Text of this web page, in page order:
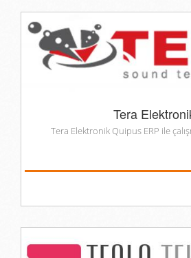
Tera
Tera Elektronik Quipus ERP ile